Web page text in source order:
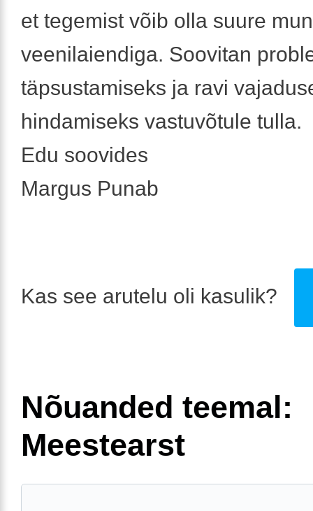
et tegemist võib olla suure
veenilaiendiga. Soovitan
täpsustamiseks ja ravi
hindamiseks vastuvõtule tulla.
Edu soovides
Margus Punab
Kas see arutelu oli kasulik?
Nõuanded teemal:
Meestearst